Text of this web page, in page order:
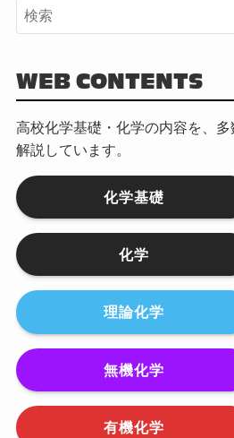
WEB CONTENTS
高校化学基礎・化学の内容を、
解説しています。
化学基礎
化学
理論化学
無機化学
有機化学